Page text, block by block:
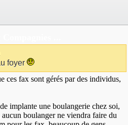
foyer
ces fax sont gérés par des individus,
implante une boulangerie chez soi,
boulanger ne viendra faire du